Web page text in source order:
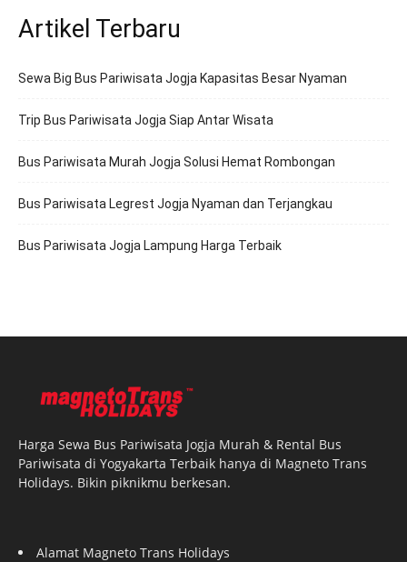
Artikel Terbaru
Sewa Big Bus Pariwisata Jogja Kapasitas Besar Nyaman
Trip Bus Pariwisata Jogja Siap Antar Wisata
Bus Pariwisata Murah Jogja Solusi Hemat Rombongan
Bus Pariwisata Legrest Jogja Nyaman dan Terjangkau
Bus Pariwisata Jogja Lampung Harga Terbaik
Harga Sewa Bus Pariwisata Jogja Murah & Rental Bus
Pariwisata di Yogyakarta Terbaik hanya di Magneto Trans
Holidays. Bikin piknikmu berkesan.
Alamat Magneto Trans Holidays